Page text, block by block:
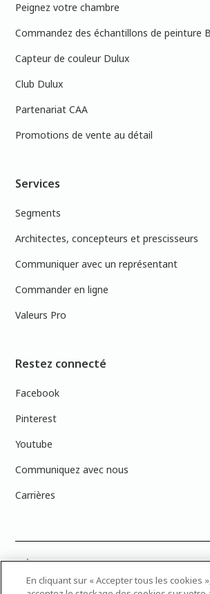
Peignez votre chambre
Commandez des échantillons de peinture
Capteur de couleur Dulux
Club Dulux
Partenariat CAA
Promotions de vente au détail
Services
Segments
Architectes, concepteurs et prescisseurs
Communiquer avec un représentant
Commander en ligne
Valeurs Pro
Restez connecté
Facebook
Pinterest
Youtube
Communiquez avec nous
Carrières
PRÉCISION DES COULEURS : Veuillez noter que
l’écran peuvent ne pas correspondre exactement
peinture réelles en raison des variations de
En cliquant sur « Accepter tous les cookies